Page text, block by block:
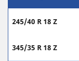
245/40 R 18 Z
345/35 R 18 Z